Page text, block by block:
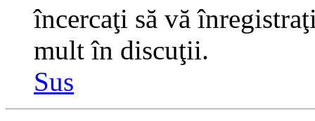
încercaţi să vă
mult în discuţii.
Sus